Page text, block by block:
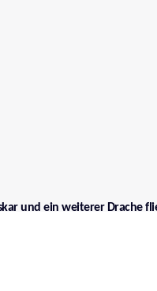
und ein weiterer Drache